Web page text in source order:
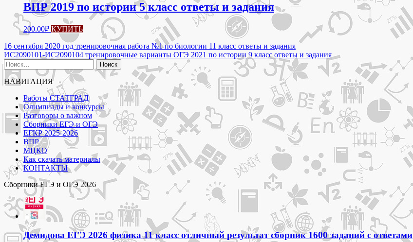
ВПР 2019 по истории 5 класс ответы и задания
200.00₽ КУПИТЬ
Навигация
по
записям
16 сентября 2020 год тренировочная работа №1 по биологии 11 класс ответы и задания
ИС2090101-ИС2090104 тренировочные варианты ОГЭ 2021 по истории 9 класс ответы и задания
Найти:
НАВИГАЦИЯ
Работы СТАТГРАД
Олимпиады и конкурсы
Разговоры о важном
Сборники ЕГЭ и ОГЭ
ЕГКР 2025-2026
ВПР
МЦКО
Как скачать материалы
КОНТАКТЫ
Сборники ЕГЭ и ОГЭ 2026
Демидова ЕГЭ 2026 физика 11 класс отличный результат сборник 1600 заданий с ответами